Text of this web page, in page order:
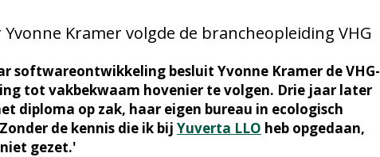
Kramer volgde de brancheopleiding VHG
softwareontwikkeling besluit Yvonne Kramer de VHG-
tot vakbekwaam hovenier te volgen. Drie jaar later
diploma op zak, haar eigen bureau in ecologisch
de kennis die ik bij Yuverta LLO heb opgedaan,
gezet.'